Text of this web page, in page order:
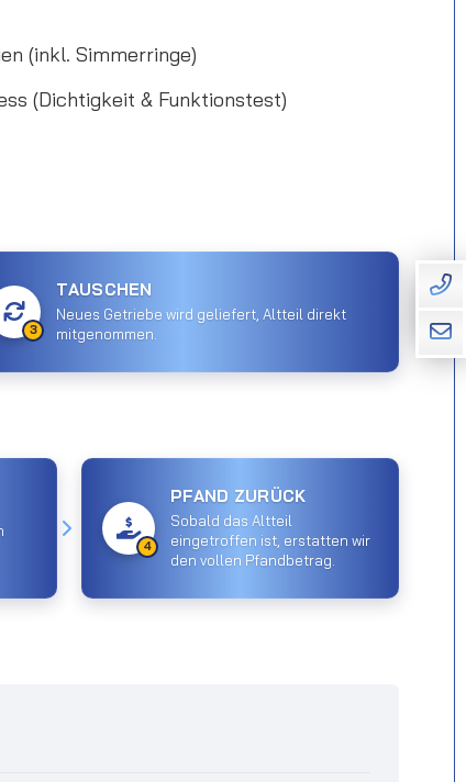
(inkl. Simmerringe)
(Dichtigkeit & Funktionstest)
3
TAUSCHEN
Neues Getriebe wird geliefert, Altteil direkt
mitgenommen.
4
PFAND ZURÜCK
Sobald das Altteil
eingetroffen ist, erstatten wir
den vollen Pfandbetrag.